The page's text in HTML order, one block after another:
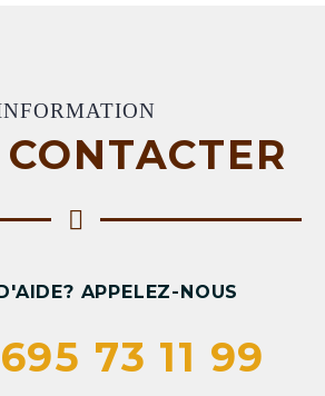
APPELEZ-NOUS
73 11 99